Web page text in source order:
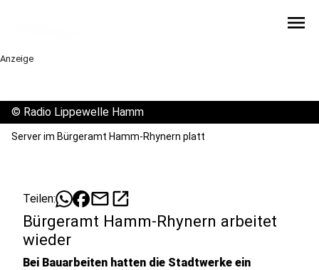
menu
Anzeige
© Radio Lippewelle Hamm
Server im Bürgeramt Hamm-Rhynern platt
Teilen: mailopen_in_new
Bürgeramt Hamm-Rhynern arbeitet
wieder
Bei Bauarbeiten hatten die Stadtwerke ein